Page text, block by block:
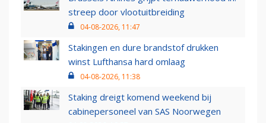
streep door vlootuitbreiding
04-08-2026, 11:47
Stakingen en dure brandstof drukken
winst Lufthansa hard omlaag
04-08-2026, 11:38
Staking dreigt komend weekend bij
cabinepersoneel van SAS Noorwegen